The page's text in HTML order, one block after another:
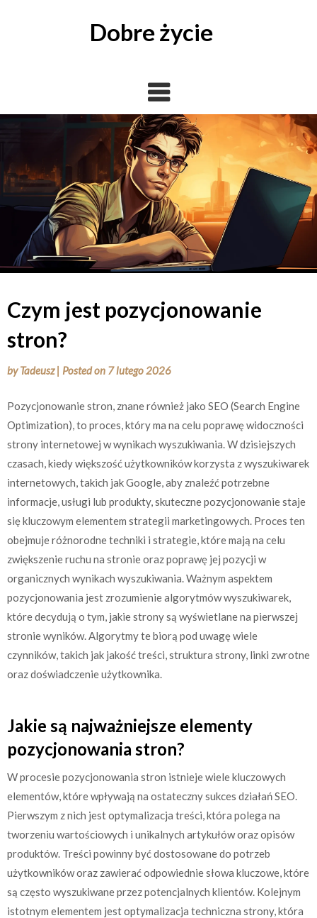
Dobre życie
Czym jest pozycjonowanie
stron?
byTadeusz | Posted on 7 lutego 2026
Pozycjonowanie stron, znane również jako SEO (Search Engine
Optimization), to proces, który ma na celu poprawę widoczności
strony internetowej w wynikach wyszukiwania. W dzisiejszych
czasach, kiedy większość użytkowników korzysta z wyszukiwarek
internetowych, takich jak Google, aby znaleźć potrzebne
informacje, usługi lub produkty, skuteczne pozycjonowanie staje
się kluczowym elementem strategii marketingowych. Proces ten
obejmuje różnorodne techniki i strategie, które mają na celu
zwiększenie ruchu na stronie oraz poprawę jej pozycji w
organicznych wynikach wyszukiwania. Ważnym aspektem
pozycjonowania jest zrozumienie algorytmów wyszukiwarek,
które decydują o tym, jakie strony są wyświetlane na pierwszej
stronie wyników. Algorytmy te biorą pod uwagę wiele
czynników, takich jak jakość treści, struktura strony, linki zwrotne
oraz doświadczenie użytkownika.
Jakie są najważniejsze elementy
pozycjonowania stron?
W procesie pozycjonowania stron istnieje wiele kluczowych
elementów, które wpływają na ostateczny sukces działań SEO.
Pierwszym z nich jest optymalizacja treści, która polega na
tworzeniu wartościowych i unikalnych artykułów oraz opisów
produktów. Treści powinny być dostosowane do potrzeb
użytkowników oraz zawierać odpowiednie słowa kluczowe, które
są często wyszukiwane przez potencjalnych klientów. Kolejnym
istotnym elementem jest optymalizacja techniczna strony, która